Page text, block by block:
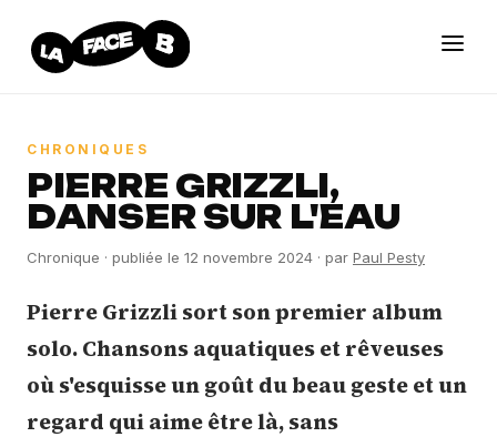
CHRONIQUES
PIERRE GRIZZLI,
DANSER SUR L'EAU
Chronique · publiée le 12 novembre 2024 · par Paul Pesty
Pierre Grizzli sort son premier album
solo. Chansons aquatiques et rêveuses
où s'esquisse un goût du beau geste et un
regard qui aime être là, sans